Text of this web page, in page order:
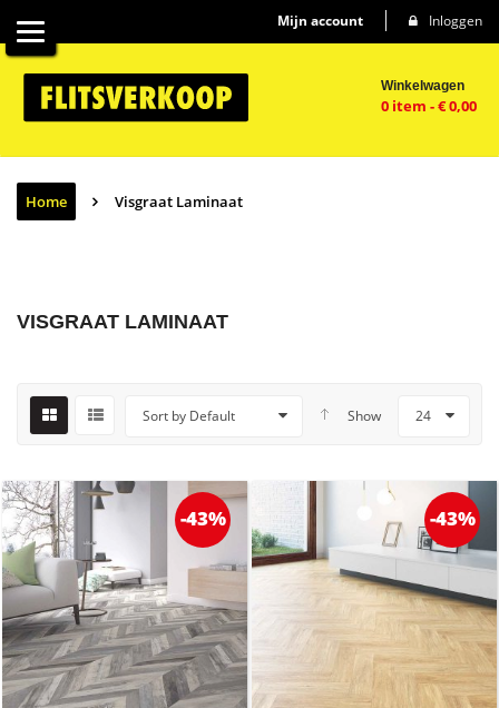
Inloggen
Mijn account
Winkelwagen
0 item -€0,00
Home Visgraat Laminaat
VISGRAAT LAMINAAT
Sort by Default Show 24
-43% -43%